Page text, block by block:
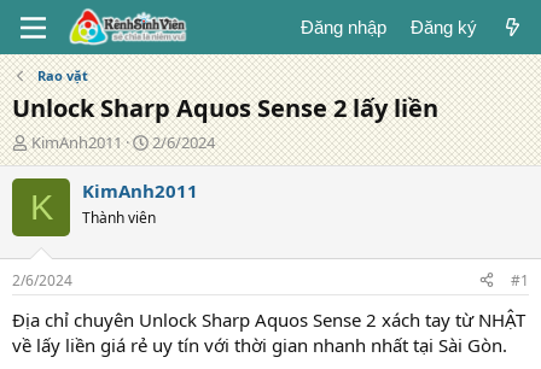
Đăng nhập Đăng ký
Rao vặt
Unlock Sharp Aquos Sense 2 lấy liền
T
á
c
g
ả
KimAnh2011
N
g
à
đ
g
2/6/2024
K KimAnh2011
Thành viên
2/6/2024 #1
Địa chỉ chuyên Unlock Sharp Aquos Sense 2 xách tay từ NHẬT
về lấy liền giá rẻ uy tín với thời gian nhanh nhất tại Sài Gòn.